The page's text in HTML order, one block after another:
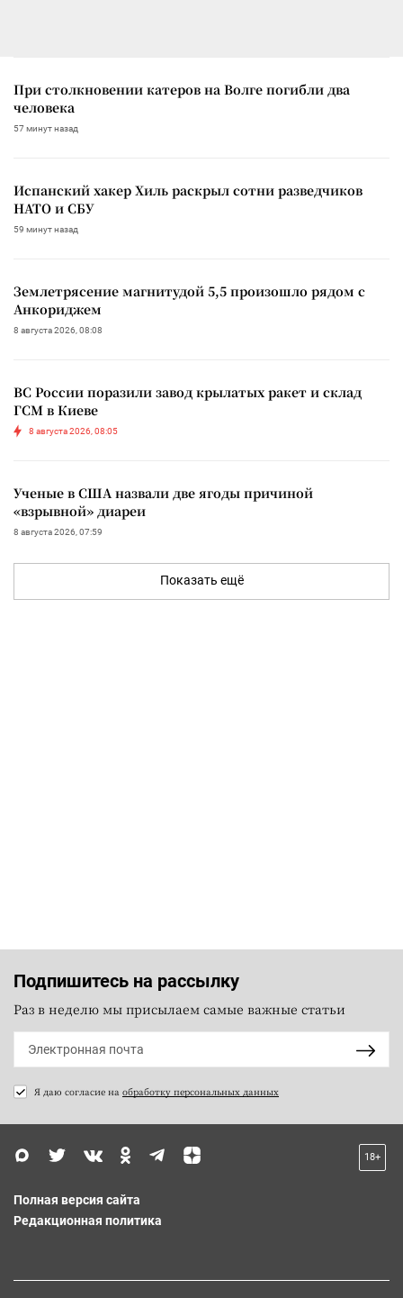
При столкновении катеров на Волге погибли два
человека
57 минут назад
Испанский хакер Хиль раскрыл сотни разведчиков
НАТО и СБУ
59 минут назад
Землетрясение магнитудой 5,5 произошло рядом с
Анкориджем
8 августа 2026, 08:08
ВС России поразили завод крылатых ракет и склад
ГСМ в Киеве
8 августа 2026, 08:05
Ученые в США назвали две ягоды причиной
«взрывной» диареи
8 августа 2026, 07:59
Показать ещё
Подпишитесь на рассылку
Раз в неделю мы присылаем самые важные статьи
Я даю согласие на обработку персональных данных
18+
Полная версия сайта
Редакционная политика